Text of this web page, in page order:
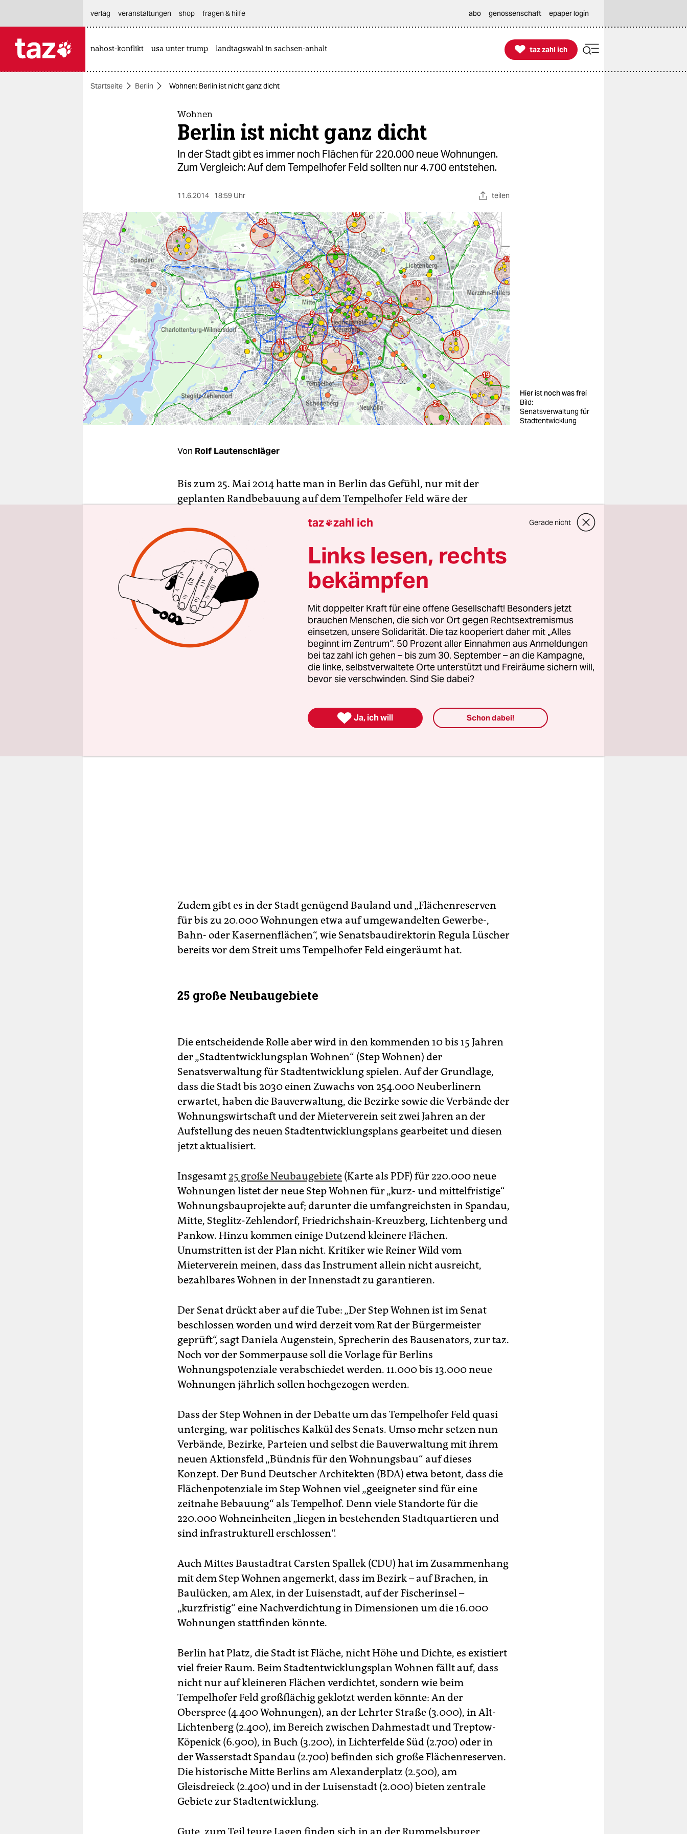
themen
berlin
nord
wahrheit
verlag
verlag
veranstaltungen
shop
fragen & hilfe
unterstützen
abo
verlag
veranstaltungen shop fragen & hilfe abo genossenschaft epaper login
nahost-konflikt usa unter trump landtagswahl in sachsen-anhalt 
taz zahl ich
taz zahl ich
Startseite Berlin Wohnen: Berlin ist nicht ganz dicht
Wohnen
Berlin ist nicht ganz dicht
In der Stadt gibt es immer noch Flächen für 220.000 neue Wohnungen.
Zum Vergleich: Auf dem Tempelhofer Feld sollten nur 4.700 entstehen.
11.6.2014 18:59 Uhr teilen
Hier ist noch was frei
Bild:
Senatsverwaltung für
Stadtentwicklung
Von Rolf Lautenschläger
Bis zum 25. Mai 2014 hatte man in Berlin das Gefühl, nur mit der
geplanten Randbebauung auf dem Tempelhofer Feld wäre der
einen „Masterplan“ für die 4.700 neuen Wohnungen auf dem
ehemaligen Flughafenareal vorgelegt, und Stadtentwicklungssenator
Michael Müller (SPD) wurde nicht müde zu betonen, dass der
Masterplan „das richtige Instrument ist“, der Wohnungsknappheit und
Gentrifizierung in Berlin zu begegnen.
Seit dem Volksentscheid vom 25. Mai ist das Tempelhofer Feld als
Fläche für zukünftigen Wohnungsbau Geschichte. Dass dies einen
„Stillstand“ beim Wohnungsneubau zur Folge hat, wie manche
behaupten, ist schon darum abwegig, weil doch kräftig in diesen Sektor
investiert wird: 16.000 Baugenehmigungen in Berlin, lautet die
Zudem gibt es in der Stadt genügend Bauland und „Flächenreserven
für bis zu 20.000 Wohnungen etwa auf umgewandelten Gewerbe-,
Bahn- oder Kasernenflächen“, wie Senatsbaudirektorin Regula Lüscher
bereits vor dem Streit ums Tempelhofer Feld eingeräumt hat.
25 große Neubaugebiete
Die entscheidende Rolle aber wird in den kommenden 10 bis 15 Jahren
der „Stadtentwicklungsplan Wohnen“ (Step Wohnen) der
Senatsverwaltung für Stadtentwicklung spielen. Auf der Grundlage,
dass die Stadt bis 2030 einen Zuwachs von 254.000 Neuberlinern
erwartet, haben die Bauverwaltung, die Bezirke sowie die Verbände der
Wohnungswirtschaft und der Mieterverein seit zwei Jahren an der
Aufstellung des neuen Stadtentwicklungsplans gearbeitet und diesen
jetzt aktualisiert.
Insgesamt 25 große Neubaugebiete (Karte als PDF) für 220.000 neue
Wohnungen listet der neue Step Wohnen für „kurz- und mittelfristige“
Wohnungsbauprojekte auf; darunter die umfangreichsten in Spandau,
Mitte, Steglitz-Zehlendorf, Friedrichshain-Kreuzberg, Lichtenberg und
Pankow. Hinzu kommen einige Dutzend kleinere Flächen.
Unumstritten ist der Plan nicht. Kritiker wie Reiner Wild vom
Mieterverein meinen, dass das Instrument allein nicht ausreicht,
bezahlbares Wohnen in der Innenstadt zu garantieren.
Der Senat drückt aber auf die Tube: „Der Step Wohnen ist im Senat
beschlossen worden und wird derzeit vom Rat der Bürgermeister
geprüft“, sagt Daniela Augenstein, Sprecherin des Bausenators, zur taz.
Noch vor der Sommerpause soll die Vorlage für Berlins
Wohnungspotenziale verabschiedet werden. 11.000 bis 13.000 neue
Wohnungen jährlich sollen hochgezogen werden.
Dass der Step Wohnen in der Debatte um das Tempelhofer Feld quasi
unterging, war politisches Kalkül des Senats. Umso mehr setzen nun
Verbände, Bezirke, Parteien und selbst die Bauverwaltung mit ihrem
neuen Aktionsfeld „Bündnis für den Wohnungsbau“ auf dieses
Konzept. Der Bund Deutscher Architekten (BDA) etwa betont, dass die
Flächenpotenziale im Step Wohnen viel „geeigneter sind für eine
zeitnahe Bebauung“ als Tempelhof. Denn viele Standorte für die
220.000 Wohneinheiten „liegen in bestehenden Stadtquartieren und
sind infrastrukturell erschlossen“.
Auch Mittes Baustadtrat Carsten Spallek (CDU) hat im Zusammenhang
mit dem Step Wohnen angemerkt, dass im Bezirk – auf Brachen, in
Baulücken, am Alex, in der Luisenstadt, auf der Fischerinsel –
„kurzfristig“ eine Nachverdichtung in Dimensionen um die 16.000
Wohnungen stattfinden könnte.
Berlin hat Platz, die Stadt ist Fläche, nicht Höhe und Dichte, es existiert
viel freier Raum. Beim Stadtentwicklungsplan Wohnen fällt auf, dass
nicht nur auf kleineren Flächen verdichtet, sondern wie beim
Tempelhofer Feld großflächig geklotzt werden könnte: An der
Oberspree (4.400 Wohnungen), an der Lehrter Straße (3.000), in Alt-
Lichtenberg (2.400), im Bereich zwischen Dahmestadt und Treptow-
Köpenick (6.900), in Buch (3.200), in Lichterfelde Süd (2.700) oder in
der Wasserstadt Spandau (2.700) befinden sich große Flächenreserven.
Die historische Mitte Berlins am Alexanderplatz (2.500), am
Gleisdreieck (2.400) und in der Luisenstadt (2.000) bieten zentrale
Gebiete zur Stadtentwicklung.
Gute, zum Teil teure Lagen finden sich in an der Rummelsburger
taz zahl ich Gerade nicht
Links lesen, rechts
bekämpfen
Mit doppelter Kraft für eine offene Gesellschaft! Besonders jetzt
brauchen Menschen, die sich vor Ort gegen Rechtsextremismus
einsetzen, unsere Solidarität. Die taz kooperiert daher mit „Alles
beginnt im Zentrum“. 50 Prozent aller Einnahmen aus Anmeldungen
bei taz zahl ich gehen – bis zum 30. September – an die Kampagne,
die linke, selbstverwaltete Orte unterstützt und Freiräume sichern will,
bevor sie verschwinden. Sind Sie dabei?
 Ja, ich will Schon dabei!